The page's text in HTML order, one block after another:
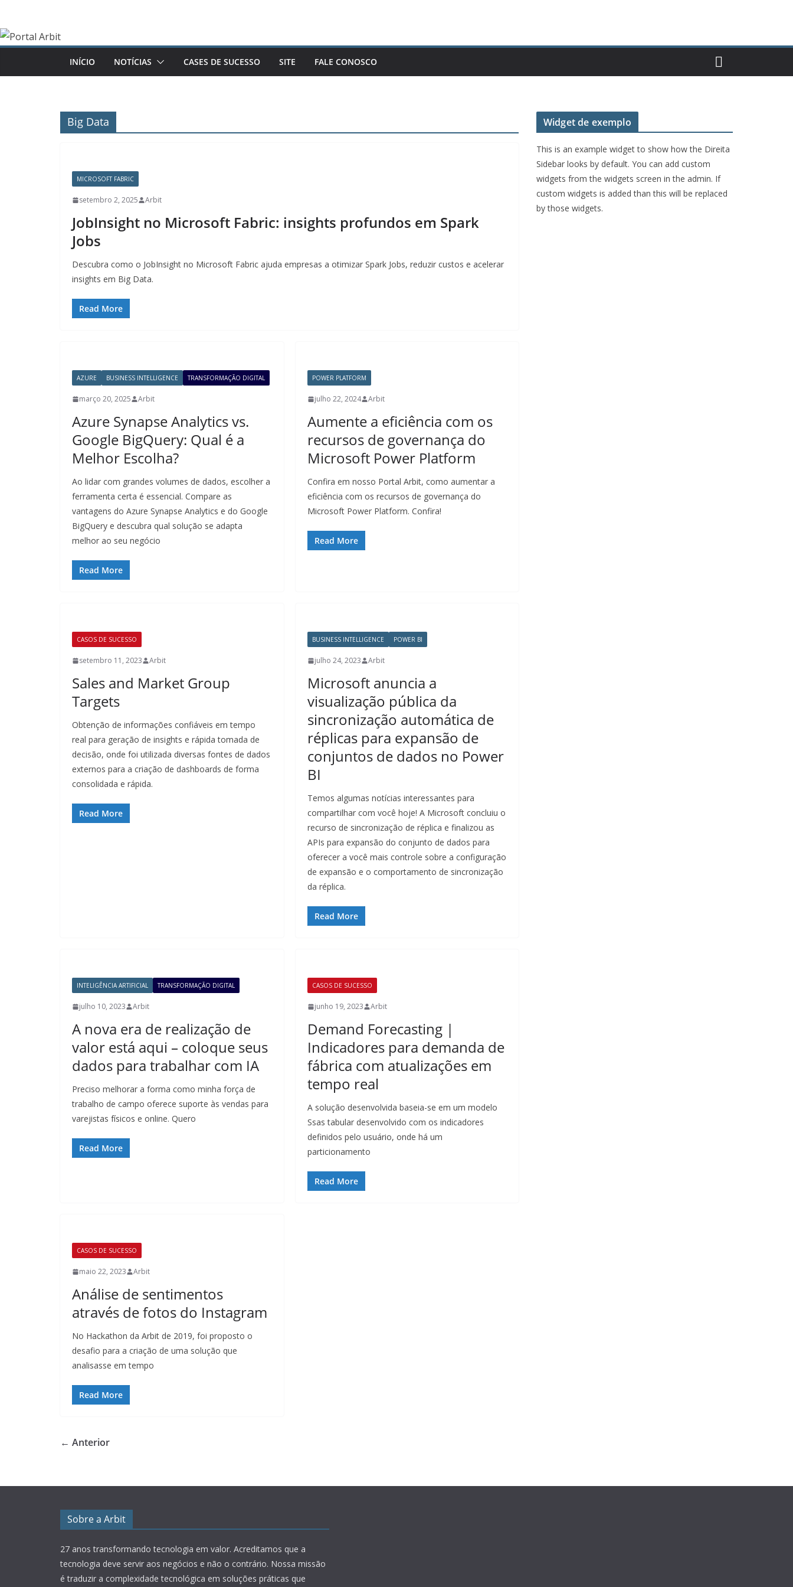
o
INÍCIO NOTÍCIAS CASES DE SUCESSO SITE FALE CONOSCO
Big Data
MICROSOFT FABRIC
setembro 2, 2025 Arbit
JobInsight no Microsoft Fabric: insights profundos em Spark
Jobs
Descubra como o JobInsight no Microsoft Fabric ajuda empresas a otimizar Spark Jobs, reduzir custos e acelerar
insights em Big Data.
Read More
AZURE BUSINESS INTELLIGENCE TRANSFORMAÇÃO DIGITAL
março 20, 2025 Arbit
Azure Synapse Analytics vs.
Google BigQuery: Qual é a
Melhor Escolha?
Ao lidar com grandes volumes de dados, escolher a
ferramenta certa é essencial. Compare as
vantagens do Azure Synapse Analytics e do Google
BigQuery e descubra qual solução se adapta
melhor ao seu negócio
Read More
POWER PLATFORM
julho 22, 2024 Arbit
Aumente a eficiência com os
recursos de governança do
Microsoft Power Platform
Confira em nosso Portal Arbit, como aumentar a
eficiência com os recursos de governança do
Microsoft Power Platform. Confira!
Read More
CASOS DE SUCESSO
setembro 11, 2023 Arbit
Sales and Market Group
Targets
Obtenção de informações confiáveis em tempo
real para geração de insights e rápida tomada de
decisão, onde foi utilizada diversas fontes de dados
externos para a criação de dashboards de forma
consolidada e rápida.
Read More
BUSINESS INTELLIGENCE POWER BI
julho 24, 2023 Arbit
Microsoft anuncia a
visualização pública da
sincronização automática de
réplicas para expansão de
conjuntos de dados no Power
BI
Temos algumas notícias interessantes para
compartilhar com você hoje! A Microsoft concluiu o
recurso de sincronização de réplica e finalizou as
APIs para expansão do conjunto de dados para
oferecer a você mais controle sobre a configuração
de expansão e o comportamento de sincronização
da réplica.
Read More
INTELIGÊNCIA ARTIFICIAL TRANSFORMAÇÃO DIGITAL
julho 10, 2023 Arbit
A nova era de realização de
valor está aqui – coloque seus
dados para trabalhar com IA
Preciso melhorar a forma como minha força de
trabalho de campo oferece suporte às vendas para
varejistas físicos e online. Quero
Read More
CASOS DE SUCESSO
junho 19, 2023 Arbit
Demand Forecasting |
Indicadores para demanda de
fábrica com atualizações em
tempo real
A solução desenvolvida baseia-se em um modelo
Ssas tabular desenvolvido com os indicadores
definidos pelo usuário, onde há um
particionamento
Read More
CASOS DE SUCESSO
maio 22, 2023 Arbit
Análise de sentimentos
através de fotos do Instagram
No Hackathon da Arbit de 2019, foi proposto o
desafio para a criação de uma solução que
analisasse em tempo
Read More
← Anterior
Widget de exemplo
This is an example widget to show how the Direita
Sidebar looks by default. You can add custom
widgets from the widgets screen in the admin. If
custom widgets is added than this will be replaced
by those widgets.
Sobre a Arbit
27 anos transformando tecnologia em valor. Acreditamos que a
tecnologia deve servir aos negócios e não o contrário. Nossa missão
é traduzir a complexidade tecnológica em soluções práticas que